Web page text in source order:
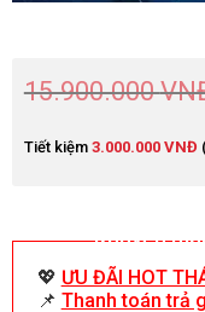
15.900.000
Tiết kiệm 3.000.000 VNĐ
Khuyến mãi
💖 ƯU ĐÃI HOT
📌 Thanh toán trả